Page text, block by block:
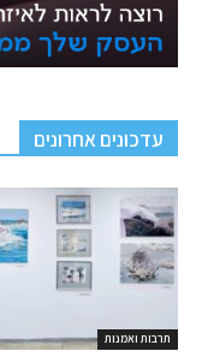
עדכונים אחרונים
תרבות ואמנות